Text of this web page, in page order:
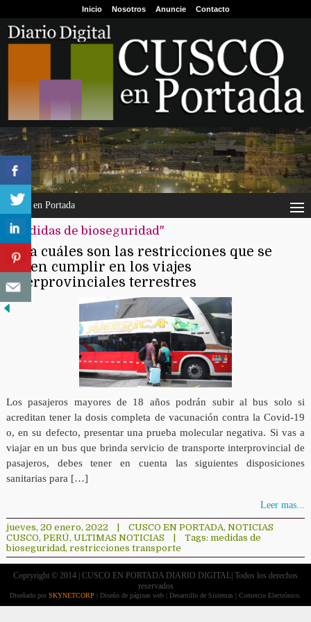
Inicio Nosotros Anuncie Contacto
Cusco en Portada
"medidas de bioseguridad"
Sepa cuáles son las restricciones que se
deben cumplir en los viajes
interprovinciales terrestres
Los pasajeros mayores de 18 años podrán subir al bus solo si
acreditan tener la dosis completa de vacunación contra la Covid-19
o, en su defecto, presentar una prueba molecular negativa. Si vas a
viajar en un bus que brinda servicio de transporte interprovincial de
pasajeros, debes tener en cuenta las siguientes disposiciones
sanitarias para […]
Leer mas...
jueves, 20 enero, 2022 CUSCO EN PORTADA, NOTICIAS
CUSCO, PERÚ, ULTIMAS NOTICIAS Tags: medidas de
bioseguridad, restricciones transporte
Copryright © 2014 | CUSCO EN PORTADA DIARIO DIGITAL| Todos los derechos
reservados
Diseñado por SKYNETCORP | Diseño de páginas web | Desarrollo de Sistemas | Comercio Electrónico.